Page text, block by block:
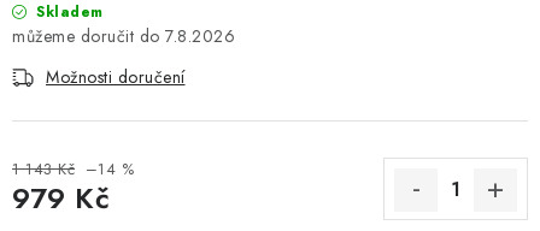
Skladem
7.8.2026
Možnosti doručení
1 143 Kč –14 %
979 Kč